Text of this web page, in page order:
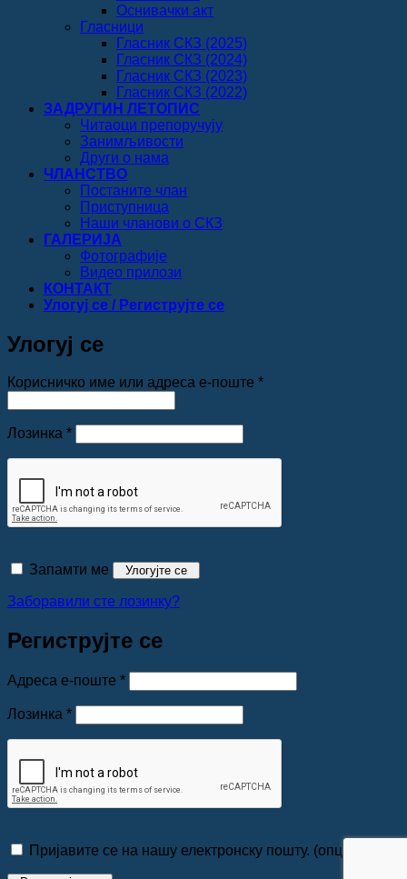
Оснивачки акт
Гласници
Гласник СКЗ (2025)
Гласник СКЗ (2024)
Гласник СКЗ (2023)
Гласник СКЗ (2022)
ЗАДРУГИН ЛЕТОПИС
Читаоци препоручују
Занимљивости
Други о нама
ЧЛАНСТВО
Постаните члан
Приступница
Наши чланови о СКЗ
ГАЛЕРИЈА
Фотографије
Видео прилози
КОНТАКТ
Улогуј се / Региструјте се
Улогуј се
Корисничко име или адреса е-поште *Обавезно
Лозинка *Обавезно
Запамти ме Улогујте се
Заборавили сте лозинку?
Региструјте се
Адреса е-поште *Обавезно
Лозинка *Обавезно
Пријавите се на нашу електронску пошту. (опционо)